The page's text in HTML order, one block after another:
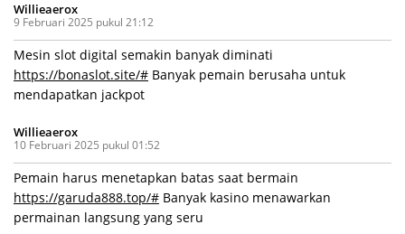
Willieaerox
9 Februari 2025 pukul 21:12
Mesin slot digital semakin banyak diminati
https://bonaslot.site/# Banyak pemain berusaha untuk
mendapatkan jackpot
Willieaerox
10 Februari 2025 pukul 01:52
Pemain harus menetapkan batas saat bermain
https://garuda888.top/# Banyak kasino menawarkan
permainan langsung yang seru